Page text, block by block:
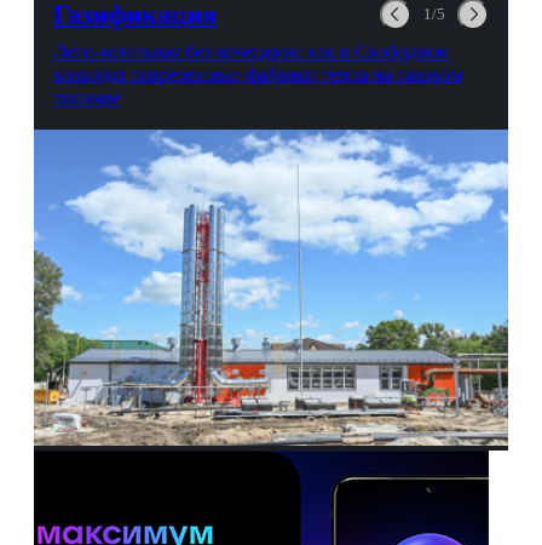
Газификация 1/5
Лего-котельная без кочегаров: как в Свободном
возводят современные фабрики тепла на газовом
топливе